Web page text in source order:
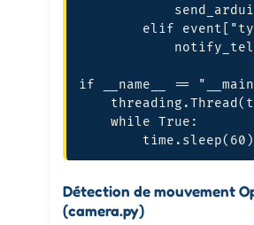
elif
if __name__ ==
    while True:
        time.sleep(60)
Détection de mouvement
(camera.py)